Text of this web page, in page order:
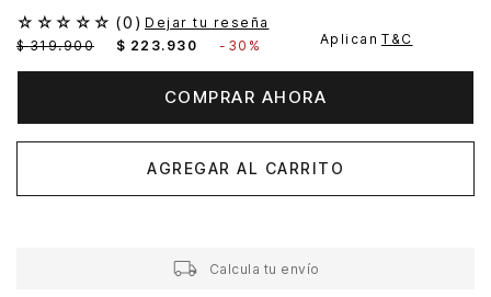
☆ ☆ ☆ ☆ ☆ (0 ) Dejar tu reseña
$ 319.900 $ 223. 930 - 30% Aplican T&C
COMPRAR AHORA
AGREGAR AL CARRITO
Calcula tu envío